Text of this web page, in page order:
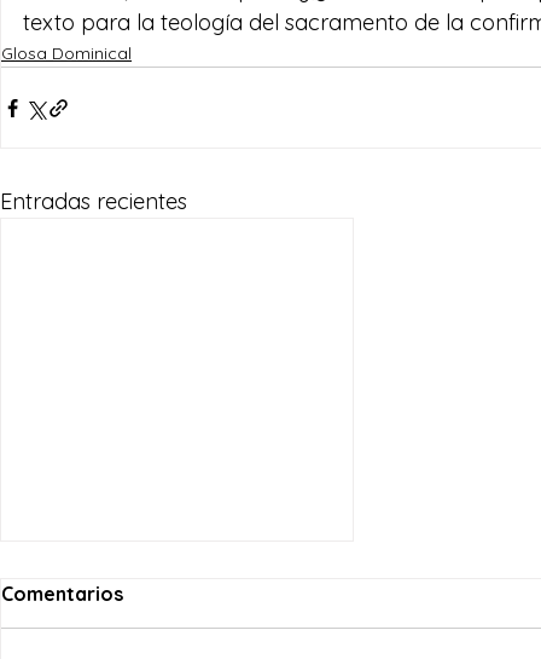
texto para la teología del sacramento de la
Glosa Dominical
Entradas recientes
Comentarios